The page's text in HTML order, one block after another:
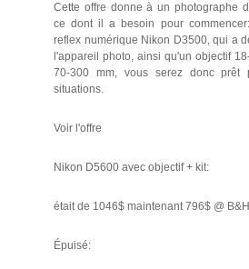
Cette offre donne à un photographe
ce dont il a besoin pour
reflex numérique Nikon D3500, qui a
l'appareil photo, ainsi qu'un objectif
70-300 mm, vous serez donc prêt
situations.
Voir l'offre
Nikon D5600 avec objectif + kit:
était de 1046$ maintenant 796$ @
Épuisé: